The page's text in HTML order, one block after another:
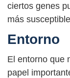
ciertos genes
más
Entorno
El entorno que
papel